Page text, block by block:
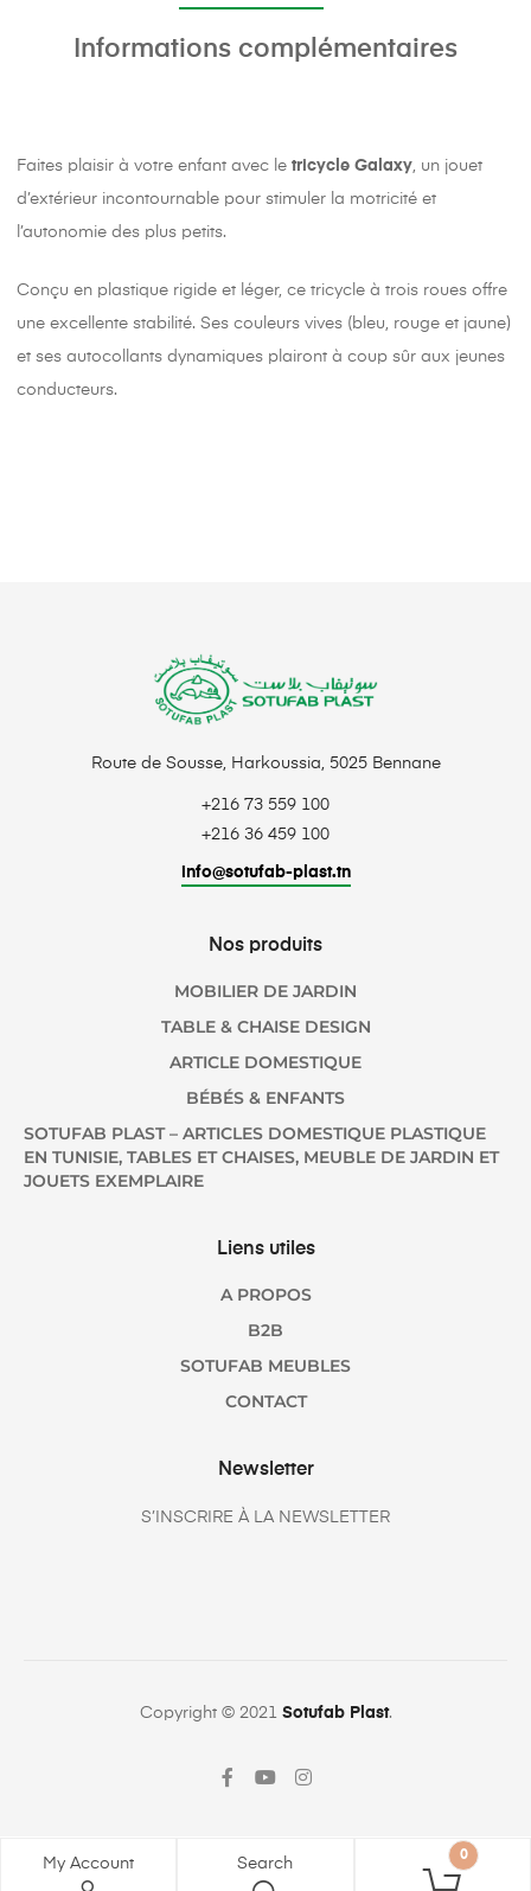
Informations complémentaires
Faites plaisir à votre enfant avec le tricycle Galaxy , un jouet
d’extérieur incontournable pour stimuler la motricité et
l’autonomie des plus petits.
Conçu en plastique rigide et léger, ce tricycle à trois roues offre
une excellente stabilité. Ses couleurs vives (bleu, rouge et jaune)
et ses autocollants dynamiques plairont à coup sûr aux jeunes
conducteurs.
Route de Sousse, Harkoussia, 5025 Bennane
+216 73 559 100
+216 36 459 100
info@sotufab-plast.tn
Nos produits
MOBILIER DE JARDIN
TABLE & CHAISE DESIGN
ARTICLE DOMESTIQUE
BÉBÉS & ENFANTS
SOTUFAB PLAST – ARTICLES DOMESTIQUE PLASTIQUE
EN TUNISIE, TABLES ET CHAISES, MEUBLE DE JARDIN ET
JOUETS EXEMPLAIRE
Liens utiles
A PROPOS
B2B
SOTUFAB MEUBLES
CONTACT
Newsletter
S’INSCRIRE À LA NEWSLETTER
Copyright © 2021 Sotufab Plast.
My Account Search 0